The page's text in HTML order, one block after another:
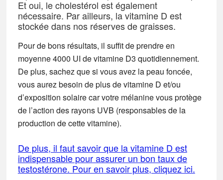
Et oui, le cholestérol est également
nécessaire. Par ailleurs, la vitamine D est
stockée dans nos réserves de graisses.
Pour de bons résultats, il suffit de prendre en
moyenne 4000 UI de vitamine D3 quotidiennement.
De plus, sachez que si vous avez la peau foncée,
vous aurez besoin de plus de vitamine D et/ou
d’exposition solaire car votre mélanine vous protège
de l’action des rayons UVB (responsables de la
production de cette vitamine).
De plus, il faut savoir que la vitamine D est
indispensable pour assurer un bon taux de
testostérone. Pour en savoir plus, cliquez ici.